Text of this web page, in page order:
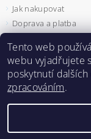
Jak nakupovat
Doprava a platba
Ochrana osobních
Velkoobchod
Zásady používání
2026
Tento web používá
webu vyjadřujete
poskytnutí
zpracováním.